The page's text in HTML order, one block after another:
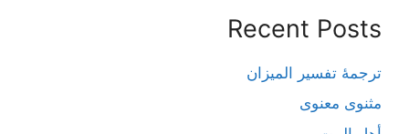
Recent Posts
ترجمۀ تفسیر المیزان
مثنوی معنوی